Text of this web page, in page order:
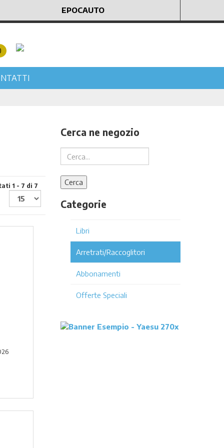
EPOCAUTO
1 - 7 di 7
Cerca ne negozio
Categorie
Libri
Arretrati/Raccoglitori
Abbonamenti
Offerte Speciali